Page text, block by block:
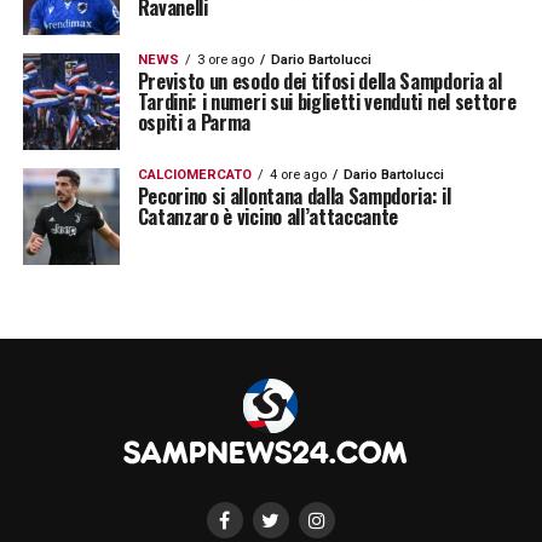
Sampdoria imporsi con il netto risultato di 6-
1.
VUOI RESTARE AGGIORNATO SULLA
SAMPDORIA? SCARICA LA NOSTRA APP!
LA PLAYLIST DELLE NOSTRE TOP NEWS
Ravanelli
NEWS 3 ore ago Dario Bartolucci
Previsto un esodo dei tifosi della Sampdoria al
Tardini: i numeri sui biglietti venduti nel settore
ospiti a Parma
CALCIOMERCATO 4 ore ago Dario Bartolucci
Pecorino si allontana dalla Sampdoria: il
Catanzaro è vicino all’attaccante